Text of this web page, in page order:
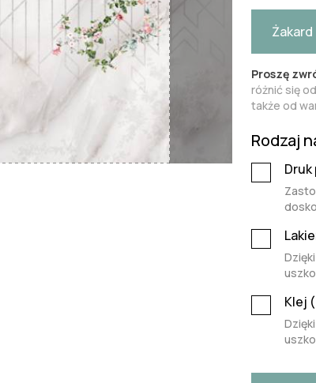
Żakard
Proszę
różnić się
także od
Rodzaj
Druk
Klej (